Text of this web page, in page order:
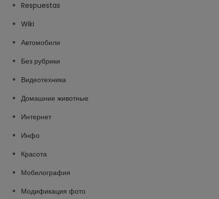
Respuestas
Wiki
Автомобили
Без рубрики
Видеотехника
Домашние животные
Интернет
Инфо
Красота
Мобилография
Модификация фото